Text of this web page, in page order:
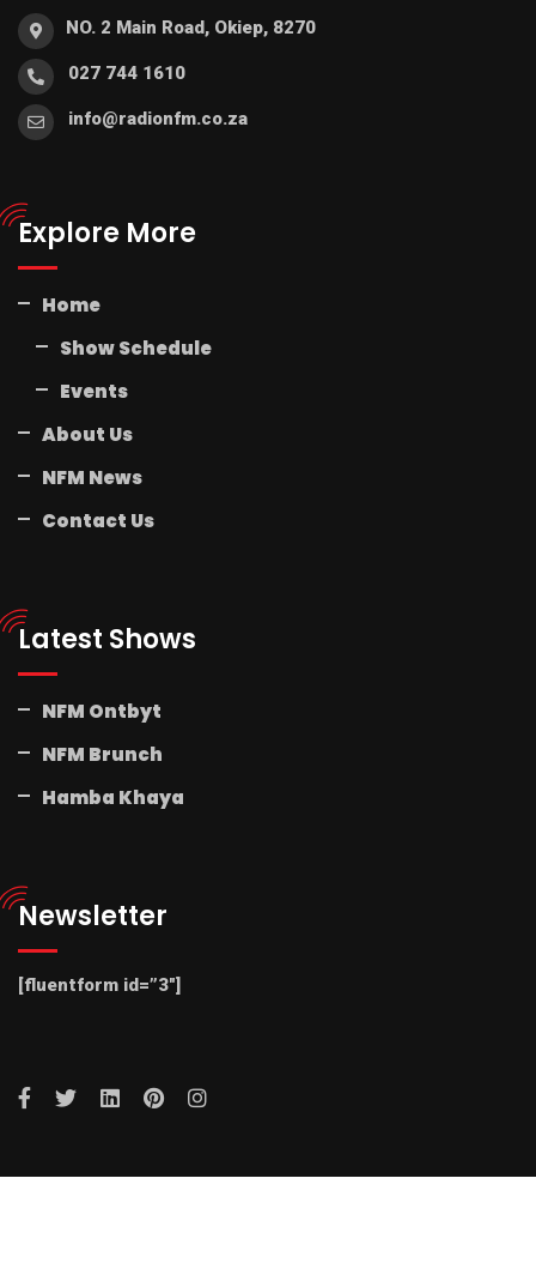
NO. 2 Main Road, Okiep, 8270
027 744 1610
info@radionfm.co.za
Explore More
Home
Show Schedule
Events
About Us
NFM News
Contact Us
Latest Shows
NFM Ontbyt
NFM Brunch
Hamba Khaya
Newsletter
[fluentform id=”3″]